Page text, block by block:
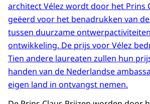
architect Vélez wordt door het Prins
geëerd voor het benadrukken van
tussen duurzame
ontwikkeling. De prijs voor Vélez
Tien andere laureaten zullen hun
handen van de Nederlandse
eigen land in ontvangst nemen.